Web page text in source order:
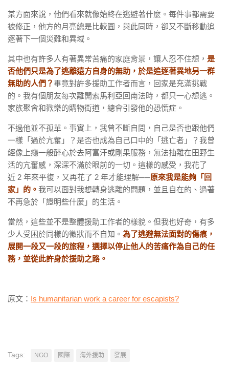
某方面來說，他們看來就像始終在逃避著什麼。每件事都需要
被修正，他方的月亮總是比較圓，與此同時，卻又不斷移動追
逐著下一個災難和異域。
其中也有許多人有著異常苦痛的家庭背景，讓人忍不住想， 是
否他們只是為了逃離遠方自身的無助，於是追逐著異地另一群
無助的人們？畢竟對許多援助工作者而言，回家是充滿挑戰
的。我有個朋友每次離開索馬利亞回南法時，都只一心想逃。
家族聚會和歡樂的購物街道，總會引發他的恐慌症。
不過他並不孤單。事實上，我曾不斷自問，自己是否也跟他們
一樣「過於亢奮」？是否也成為自己口中的「逃亡者」？我曾
經像上癮一般醉心於去阿富汗或剛果服務，無法抽離在田野生
活的亢奮感，深深不滿於眼前的一切。這樣的感受，我花了
近 2 年來平復，又再花了 2 年才能理解──原來我是能夠「回
家」的。 我可以面對我想轉身逃離的問題，並且自在的、過著
不再急於「證明些什麼」的生活。
當然，這些並不是整體援助工作者的樣貌。但我也好奇，有多
少人受困於同樣的徵狀而不自知。 為了逃避無法面對的傷痕，
展開一段又一段的旅程，選擇以停止他人的苦痛作為自己的任
務，並從此許身於援助之路。
原文： Is humanitarian work a career for escapists?
Tags: NGO 國際 海外援助 發展